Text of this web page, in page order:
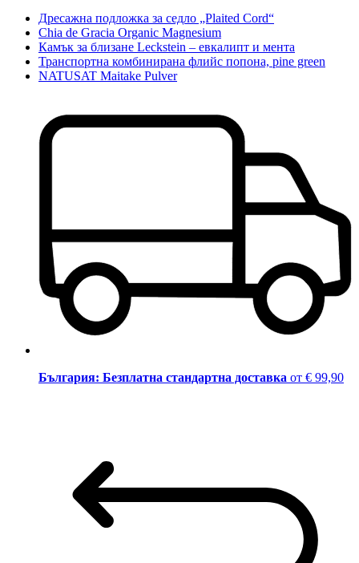
Дресажна подложка за седло „Plaited Cord“
Chia de Gracia Organic Magnesium
Камък за близане Leckstein – евкалипт и мента
Транспортна комбинирана флийс попона, pine green
NATUSAT Maitake Pulver
България: Безплатна стандартна доставка от € 99,90